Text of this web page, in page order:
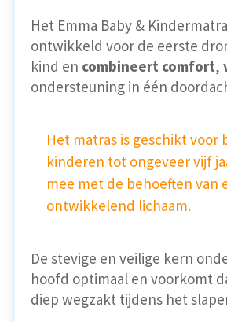
Het Emma Baby &
ontwikkeld voor de eerste
kind en combineert comfort,
ondersteuning in één
Het matras is geschikt voor
kinderen tot ongeveer vijf
mee met de behoeften van
ontwikkelend lichaam.
De stevige en veilige kern
hoofd optimaal en voorkomt
diep wegzakt tijdens het